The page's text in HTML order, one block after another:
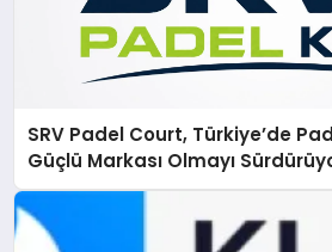
SRV Padel Court, Türkiye’de
Güçlü Markası Olmayı